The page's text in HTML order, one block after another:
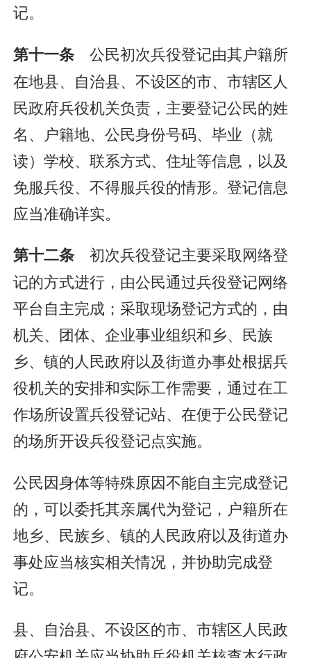
记。
第十一条公民初次兵役登记由其户籍所
在地县、自治县、不设区的市、市辖区人
民政府兵役机关负责，主要登记公民的姓
名、户籍地、公民身份号码、毕业（就
读）学校、联系方式、住址等信息，以及
免服兵役、不得服兵役的情形。登记信息
应当准确详实。
第十二条初次兵役登记主要采取网络登
记的方式进行，由公民通过兵役登记网络
平台自主完成；采取现场登记方式的，由
机关、团体、企业事业组织和乡、民族
乡、镇的人民政府以及街道办事处根据兵
役机关的安排和实际工作需要，通过在工
作场所设置兵役登记站、在便于公民登记
的场所开设兵役登记点实施。
公民因身体等特殊原因不能自主完成登记
的，可以委托其亲属代为登记，户籍所在
地乡、民族乡、镇的人民政府以及街道办
事处应当核实相关情况，并协助完成登
记。
县、自治县、不设区的市、市辖区人民政